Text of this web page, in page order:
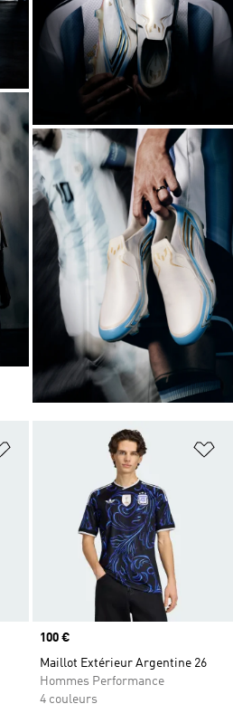
Ajouter à la Liste de produits
Prix
100 €
Maillot Extérieur Argentine 26
Hommes Performance
4 couleurs